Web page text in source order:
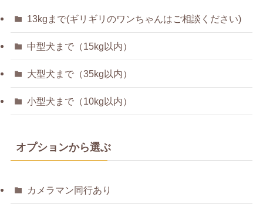
13kgまで(ギリギリのワンちゃんはご相談ください)
中型犬まで（15kg以内）
大型犬まで（35kg以内）
小型犬まで（10kg以内）
オプションから選ぶ
カメラマン同行あり